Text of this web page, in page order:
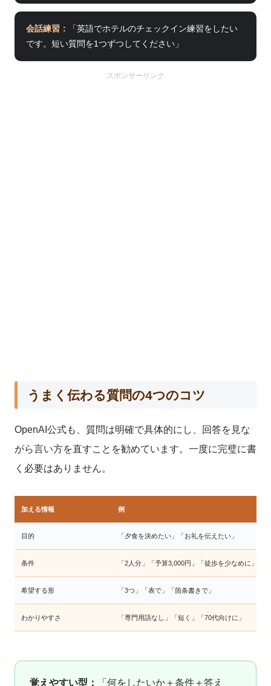
会話練習：
「英語でホテルのチェックイン練習をしたい
です。短い質問を1つずつしてください」
スポンサーリンク
うまく伝わる質問の4つのコツ
OpenAI公式も、質問は明確で具体的にし、回答を見な
がら言い方を直すことを勧めています。一度に完璧に書
く必要はありません。
加える情報 例
目的 「夕食を決めたい」「お礼を伝えたい」
条件 「2人分」「予算3,000円」「徒歩を少なめに」
希望する形 「3つ」「表で」「箇条書きで」
わかりやすさ 「専門用語なし」「短く」「70代向けに」
覚えやすい型： 「何をしたいか＋条件＋答え